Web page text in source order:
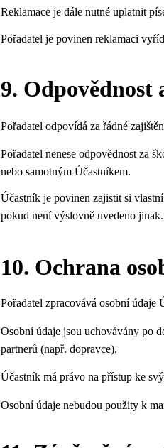
Reklamace je dále nutné uplatnit
Pořadatel je povinen reklamaci
9. Odpovědnost
Pořadatel odpovídá za řádné
Pořadatel nenese odpovědnost za
nebo samotným Účastníkem.
Účastník je povinen zajistit si
pokud není výslovně uvedeno jinak.
10. Ochrana
Pořadatel zpracovává osobní údaje
Osobní údaje jsou uchovávány po
partnerů (např. dopravce).
Účastník má právo na přístup ke
Osobní údaje nebudou použity k